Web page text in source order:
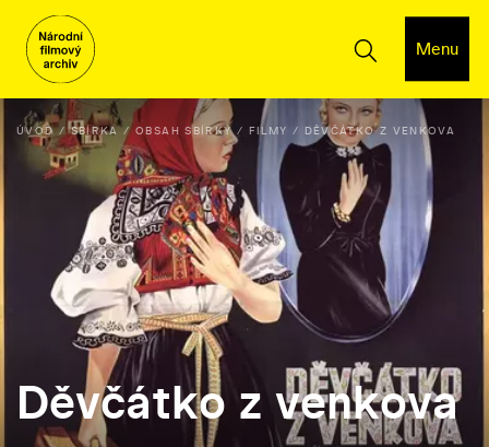
Menu
ÚVOD SBÍRKA OBSAH SBÍRKY FILMY DĚVČÁTKO Z VENKOVA
Děvčátko z venkova